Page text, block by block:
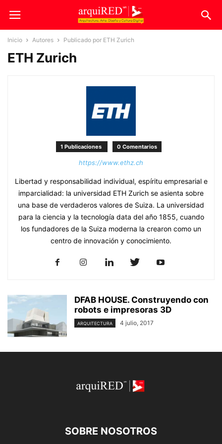
Inicio Autores Publicado por ETH Zurich
ETH Zurich
1 Publicaciones 0 Comentarios
https://www.ethz.ch
Libertad y responsabilidad individual, espíritu empresarial e
imparcialidad: la universidad ETH Zurich se asienta sobre
una base de verdaderos valores de Suiza. La universidad
para la ciencia y la tecnología data del año 1855, cuando
los fundadores de la Suiza moderna la crearon como un
centro de innovación y conocimiento.
DFAB HOUSE. Construyendo con
robots e impresoras 3D
ARQUITECTURA 4 julio, 2017
SOBRE NOSOTROS